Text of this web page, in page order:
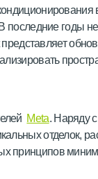
последние годы
Meta. Наряду
отделок,
принципов